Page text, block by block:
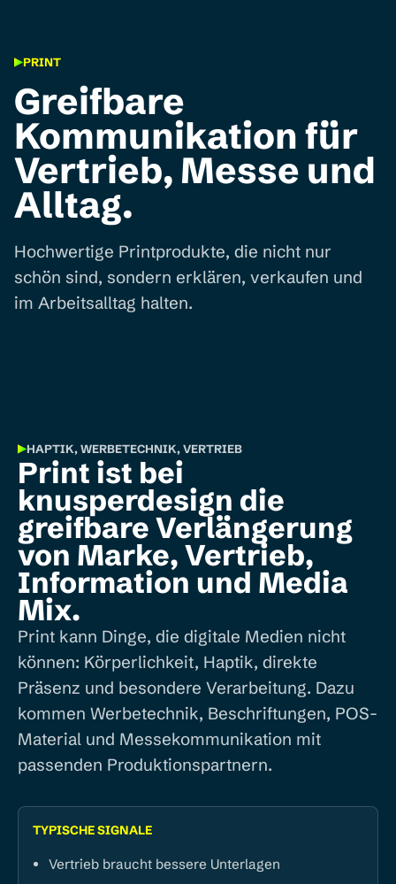
PRINT
Greifbare
Kommunikation für
Vertrieb, Messe und
Alltag.
Hochwertige Printprodukte, die nicht nur
schön sind, sondern erklären, verkaufen und
im Arbeitsalltag halten.
HAPTIK, WERBETECHNIK, VERTRIEB
Print ist bei
knusperdesign die
greifbare Verlängerung
von Marke, Vertrieb,
Information und Media
Mix.
Print kann Dinge, die digitale Medien nicht
können: Körperlichkeit, Haptik, direkte
Präsenz und besondere Verarbeitung. Dazu
kommen Werbetechnik, Beschriftungen, POS-
Material und Messekommunikation mit
passenden Produktionspartnern.
TYPISCHE SIGNALE
Vertrieb braucht bessere Unterlagen